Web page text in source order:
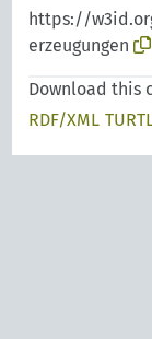
https://
erzeugungen
Download this
RDF/XML